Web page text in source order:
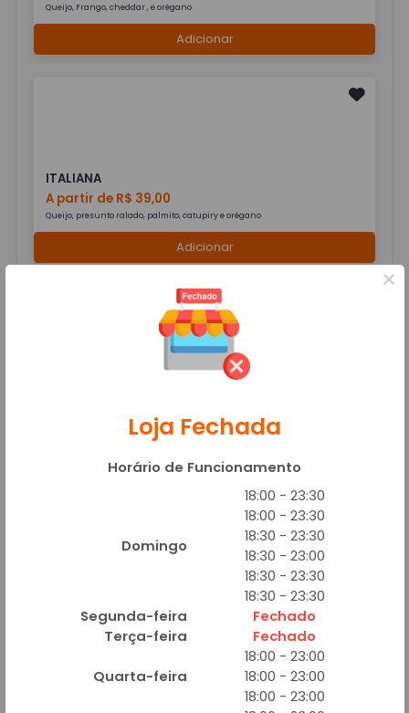
Queijo, Frango, cheddar , e orégano
Adicionar
ITALIANA
A partir de R$ 39,00
Queijo, presunto ralado, palmito, catupiry e orégano
Adicionar
Queijo, lombo canadense, tomate cebola e orégano
A partir de R$ 39,00
Queijo, tomate, presunto e oregano
×
Loja Fechada
Horário de Funcionamento
Domingo
18:00 - 23:30
18:00 - 23:30
18:30 - 23:30
18:30 - 23:00
18:30 - 23:30
18:30 - 23:30
Segunda-feira
Fechado
Terça-feira
Fechado
Quarta-feira
18:00 - 23:00
18:00 - 23:00
18:00 - 23:00